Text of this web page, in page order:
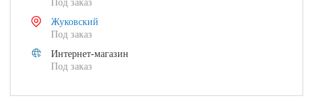
Под заказ
Жуковский
Под заказ
Интернет-магазин
Под заказ